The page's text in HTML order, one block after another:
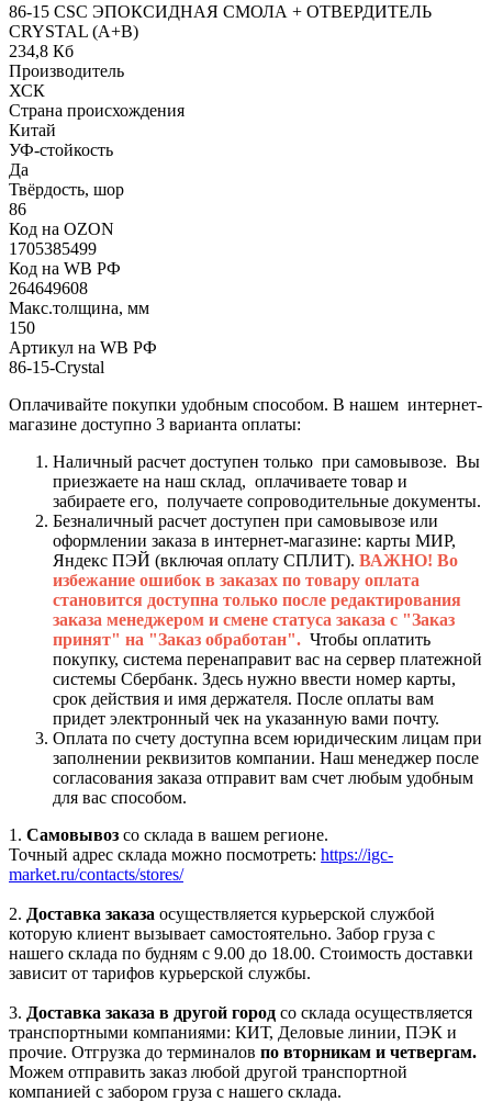
86-15 CSC ЭПОКСИДНАЯ СМОЛА + ОТВЕРДИТЕЛЬ
CRYSTAL (А+В)
234,8 Кб
Производитель
ХСК
Страна происхождения
Китай
УФ-стойкость
Да
Твёрдость, шор
86
Код на OZON
1705385499
Код на WB РФ
264649608
Макс.толщина, мм
150
Артикул на WB РФ
86-15-Crystal
Оплачивайте покупки удобным способом. В нашем интернет-
магазине доступно 3 варианта оплаты:
Наличный расчет доступен только при самовывозе. Вы
приезжаете на наш склад, оплачиваете товар и
забираете его, получаете сопроводительные документы.
Безналичный расчет доступен при самовывозе или
оформлении заказа в интернет-магазине: карты МИР,
Яндекс ПЭЙ (включая оплату СПЛИТ). ВАЖНО! Во
избежание ошибок в заказах по товару оплата
становится доступна только после редактирования
заказа менеджером и смене статуса заказа с "Заказ
принят" на "Заказ обработан". Чтобы оплатить
покупку, система перенаправит вас на сервер платежной
системы Сбербанк. Здесь нужно ввести номер карты,
срок действия и имя держателя. После оплаты вам
придет электронный чек на указанную вами почту.
Оплата по счету доступна всем юридическим лицам при
заполнении реквизитов компании. Наш менеджер после
согласования заказа отправит вам счет любым удобным
для вас способом.
1. Самовывоз со склада в вашем регионе.
Точный адрес склада можно посмотреть: https://igc-
market.ru/contacts/stores/
2. Доставка заказа осуществляется курьерской службой
которую клиент вызывает самостоятельно. Забор груза с
нашего склада по будням с 9.00 до 18.00. Стоимость доставки
зависит от тарифов курьерской службы.
3. Доставка заказа в другой город со склада осуществляется
транспортными компаниями: КИТ, Деловые линии, ПЭК и
прочие. Отгрузка до терминалов по вторникам и четвергам.
Можем отправить заказ любой другой транспортной
компанией с забором груза с нашего склада.